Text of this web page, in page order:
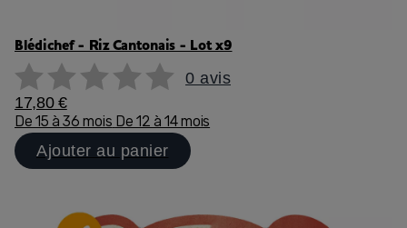
Blédichef - Riz Cantonais - Lot x9
0 avis
17,80 €
De 15 à 36 mois De 12 à 14 mois
Ajouter au panier